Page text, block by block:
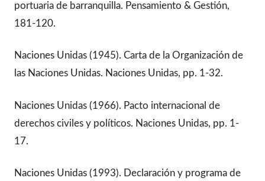
portuaria de barranquilla. Pensamiento & Gestión,
181-120.
Naciones Unidas (1945). Carta de la Organización de
las Naciones Unidas. Naciones Unidas, pp. 1-32.
Naciones Unidas (1966). Pacto internacional de
derechos civiles y políticos. Naciones Unidas, pp. 1-
17.
Naciones Unidas (1993). Declaración y programa de